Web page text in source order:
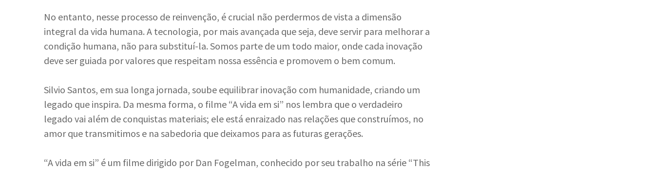
No entanto, nesse processo de reinvenção, é crucial não perdermos de vista a dimensão
integral da vida humana. A tecnologia, por mais avançada que seja, deve servir para melhorar a
condição humana, não para substituí-la. Somos parte de um todo maior, onde cada inovação
deve ser guiada por valores que respeitam nossa essência e promovem o bem comum.
Silvio Santos, em sua longa jornada, soube equilibrar inovação com humanidade, criando um
legado que inspira. Da mesma forma, o filme “A vida em si” nos lembra que o verdadeiro
legado vai além de conquistas materiais; ele está enraizado nas relações que construímos, no
amor que transmitimos e na sabedoria que deixamos para as futuras gerações.
“A vida em si” é um filme dirigido por Dan Fogelman, conhecido por seu trabalho na série “This